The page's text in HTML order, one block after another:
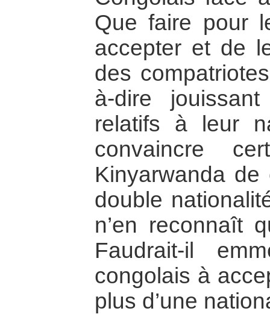
Que faire pour
accepter et de
des
à-dire
relatifs à leur
convaincre
Kinyarwanda de
double
n’en reconnaît
Faudrait-il
congolais à
plus d’une